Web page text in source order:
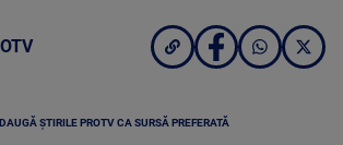
ȘTIRILE PROTV CA SURSĂ PREFERATĂ